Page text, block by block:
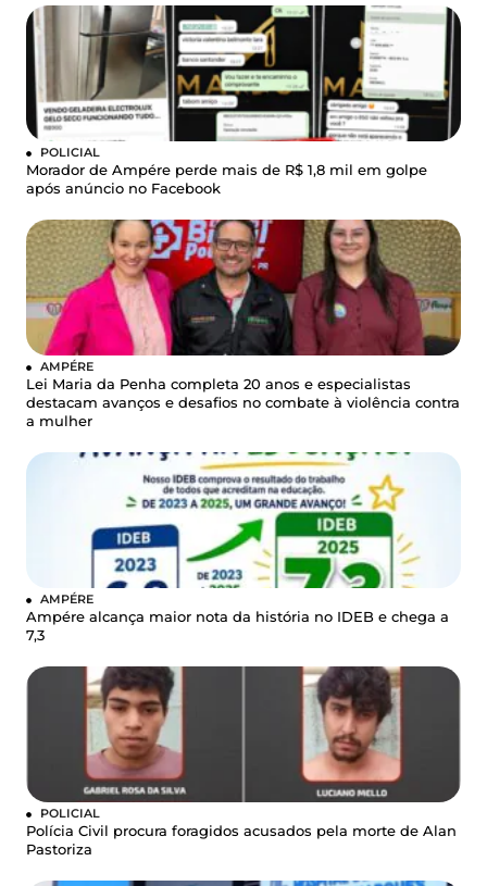
POLICIAL
Morador de Ampére perde mais de R$ 1,8 mil em golpe
após anúncio no Facebook
AMPÉRE
Lei Maria da Penha completa 20 anos e especialistas
destacam avanços e desafios no combate à violência contra
a mulher
AMPÉRE
Ampére alcança maior nota da história no IDEB e chega a
7,3
POLICIAL
Polícia Civil procura foragidos acusados pela morte de Alan
Pastoriza